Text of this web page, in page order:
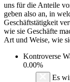
uns für die Anteile
geben also an, in
Geschäftstätigkeit
wie sie Geschäfte
Art und Weise, wie
Kontroverse
0.00%
Es